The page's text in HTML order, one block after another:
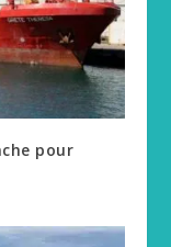
pour